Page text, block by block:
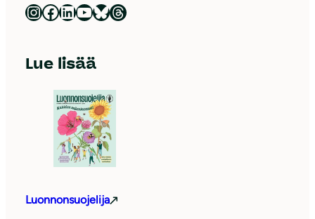
Luonnonsuojeluliitto Instagramissa Luonnonsuojeluliitto Facebookissa Luonnonsuojeluliitto LinkedInissä Luonnonsuojeluliiton YouTube-kanava Luonnonsuojeluliitto Blueskyssa Luonnonsuojeluliitto Threadsissa
Lue lisää
Luonnonsuojelija